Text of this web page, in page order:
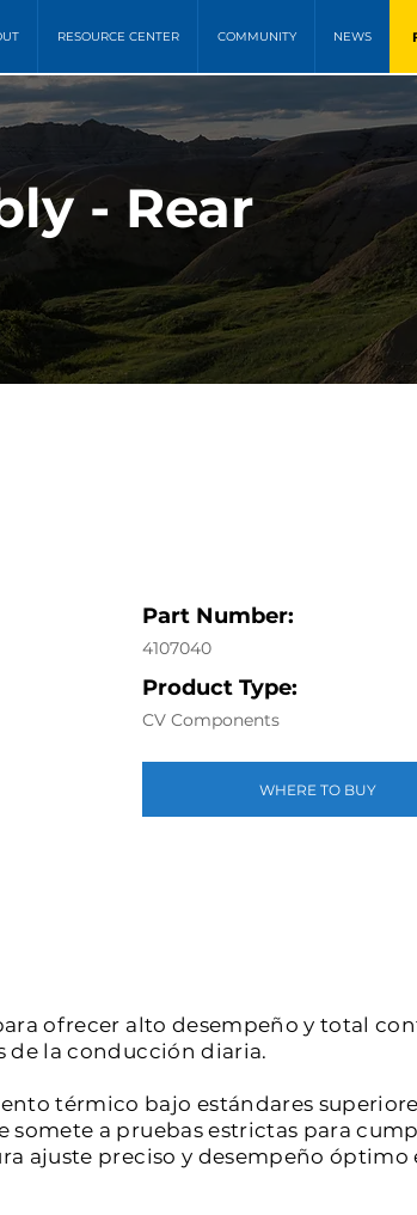
RESOURCE CENTER COMMUNITY NEWS
- Rear
Part Number:
4107040
Product Type:
CV Components
WHERE TO BUY
ofrecer alto desempeño y total
de la conducción diaria.
térmico bajo estándares
somete a pruebas estrictas para
ajuste preciso y desempeño óptimo